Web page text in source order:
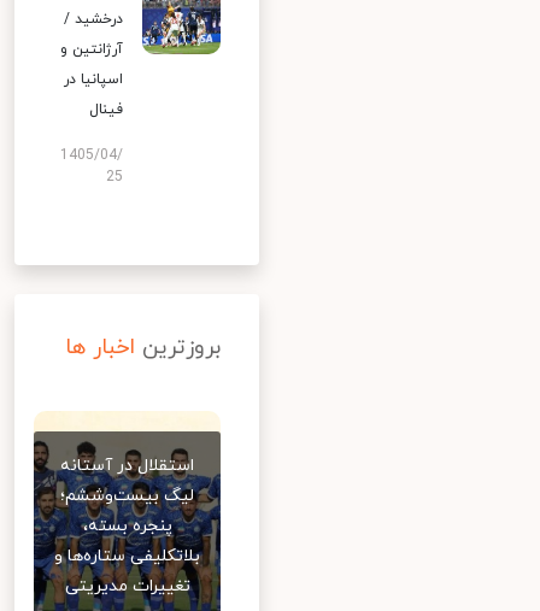
درخشید /
آرژانتین و
اسپانیا در
فینال
1405/04/
25
بروزترین اخبار ها
استقلال در آستانه
لیگ بیست‌وششم؛
پنجره بسته،
بلاتکلیفی ستاره‌ها و
تغییرات مدیریتی